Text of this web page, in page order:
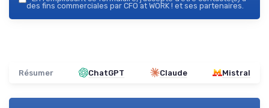
des fins commerciales par CFO at WORK ! et ses partenaires.
Résumer ChatGPT Claude Mistral